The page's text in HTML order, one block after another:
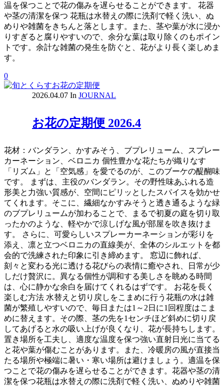
温を保つことで花の傷みを遅らせることができます。 花器
や茎の清潔を保つ 花瓶は水替えの際に洗剤で軽く洗い、ぬ
めりや雑菌をきちんと落とします。また、茎や葉が水に浸か
りすぎると腐りやすいので、余分な葉は取り除くのもポイン
トです。余計な雑菌の発生を防ぐと、花がより長く楽しめま
す。
0
2026.04.07 In JOURNAL
お花の定期便 2026.4
花材：バンダラン、かすみそう、ブプレリューム、スプレー
カーネーション、ベロニカ 個性豊かな花たちが織りなす
「リズム」と「空気感」を愛でるのが、このブーケの醍醐味
です。 まずは、主役のバンダラン。その野性味あふれる造
形美と力強い質感が、空間にピリッとしたスパイスを効かせ
てくれます。そこに、繊細なかすみそうと透き通るような緑
のブプレリュームが加わることで、まるで初夏の庭を切り取
ったかのような、軽やかで涼しげな風が部屋を吹き抜けま
す。 さらに、可愛らしいスプレーカーネーションが彩りを
添え、凛と立つベロニカの直線美が、全体のシルエットを都
会的で洗練された印象に引き締めます。 窓辺に飾れば、
刻々と変わる光に透ける花びらの表情に癒やされ、日常が少
しだけ贅沢に。異なる個性が調和する美しさを眺める時間
は、心に静かな余白を届けてくれるはずです。 お花を長く
楽しむ方法 水替えと切り戻しをこまめに行う花瓶の水は雑
菌が繁殖しやすいので、毎日または1～2日に1回程度はこま
めに替えます。その際、茎の先を1センチほど斜めに切り戻
してあげると水の吸い上げが良くなり、花が長持ちします。
置き場所を工夫し、適度な温度を保つ強い直射日光に当てる
と花や葉が傷むことがあります。また、冷暖房の風が直接当
たる場所や極端に暑い・寒い場所は避けましょう。適温を保
つことで花の傷みを遅らせることができます。花器や茎の清
潔を保つ花瓶は水替えの際に洗剤で軽く洗い、ぬめりや雑菌